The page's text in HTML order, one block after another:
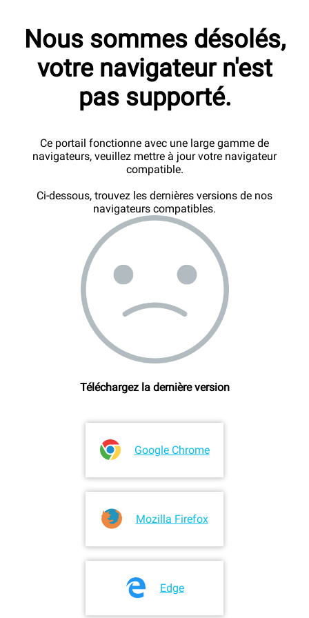
Nous sommes désolés,
votre navigateur n'est
pas supporté.
Ce portail fonctionne avec une large gamme de
navigateurs, veuillez mettre à jour votre navigateur
compatible.
Ci-dessous, trouvez les dernières versions de nos
navigateurs compatibles.
Téléchargez la dernière version
Google Chrome
Mozilla Firefox
Edge